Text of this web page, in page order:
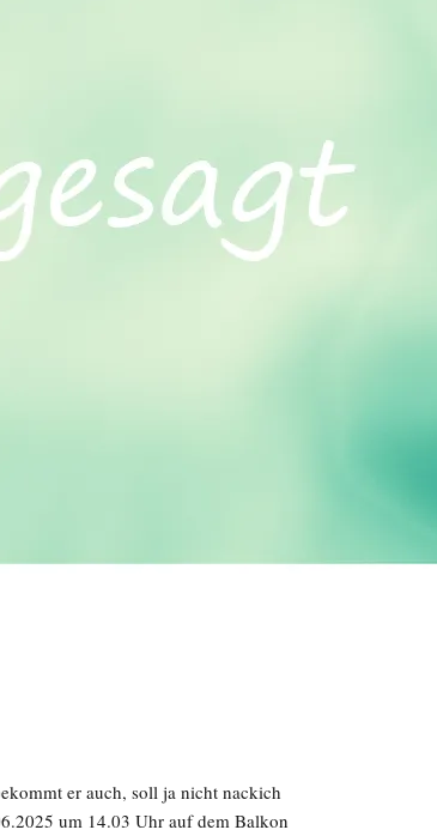
er auch, soll ja nicht nackich
um 14.03 Uhr auf dem Balkon